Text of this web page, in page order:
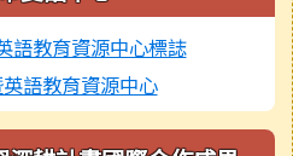
語教育資源中心